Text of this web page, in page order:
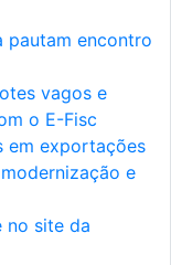
pautam encontro
vagos e
o E-Fisc
em exportações
e
no site da